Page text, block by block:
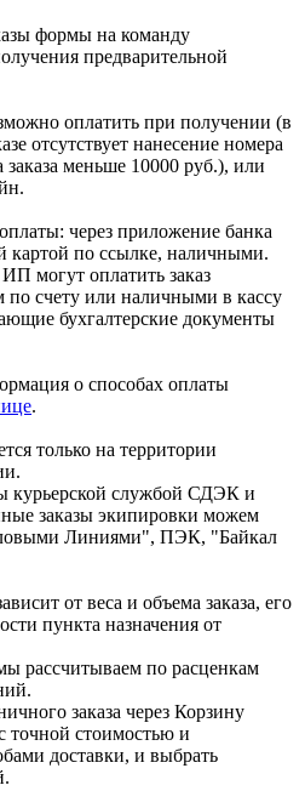
формы на команду
предварительной
оплатить при получении (в
отсутствует нанесение номера
меньше 10000 руб.), или
через приложение банка
картой по ссылке, наличными.
могут оплатить заказ
по счету или наличными в кассу
бухгалтерские документы
о способах оплаты
.
только на территории
курьерской службой СДЭК и
заказы экипировки можем
Линиями", ПЭК, "Байкал
от веса и объема заказа, его
пункта назначения от
рассчитываем по расценкам
заказа через Корзину
точной стоимостью и
доставки, и выбрать